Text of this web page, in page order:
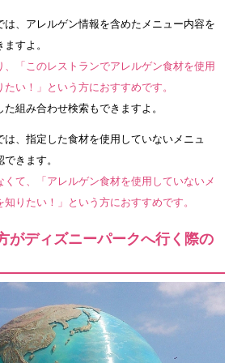
は、アレルゲン情報を含めたメニュー内容を
すよ。
「このレストランでアレルゲン食材を使用
い！」という方におすすめです。
組み合わせ検索もできますよ。
は、指定した食材を使用していないメニュ
きます。
くて、「アレルゲン食材を使用していないメ
りたい！」という方におすすめです。
がディズニーパークへ行く際の